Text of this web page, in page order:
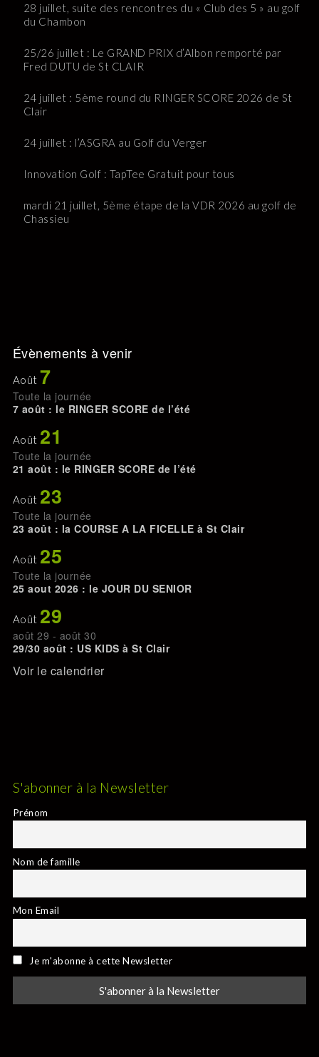
28 juillet, suite des rencontres du « Club des 5 » au golf
du Chambon
25/26 juillet : Le GRAND PRIX d’Albon remporté par
Fred DUTU de St CLAIR
24 juillet : 5ème round du RINGER SCORE 2026 de St
Clair
24 juillet : l’ASGRA au Golf du Verger
Innovation Golf : TapTee Gratuit pour tous
mardi 21 juillet, 5ème étape de la VDR 2026 au golf de
Chassieu
Évènements à venir
Août 7
Toute la journée
7 août : le RINGER SCORE de l’été
Août 21
Toute la journée
21 août : le RINGER SCORE de l’été
Août 23
Toute la journée
23 août : la COURSE A LA FICELLE à St Clair
Août 25
Toute la journée
25 aout 2026 : le JOUR DU SENIOR
Août 29
août 29 - août 30
29/30 août : US KIDS à St Clair
Voir le calendrier
S'abonner à la Newsletter
Prénom
Nom de famille
Mon Email
Je m'abonne à cette Newsletter